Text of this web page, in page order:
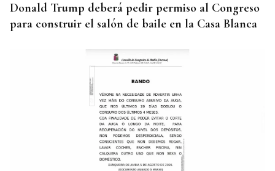
Donald Trump deberá pedir permiso al Congreso
para construir el salón de baile en la Casa Blanca